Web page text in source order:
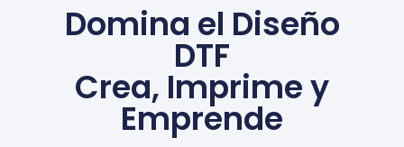
Domina el Diseño
DTF
Crea, Imprime y
Emprende